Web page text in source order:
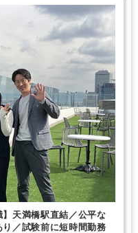
に取組んでいただけます。
を目指しています。もちろ
是非、CACグループの一
応募お待ちしております。
退職金制度
年間休日120日以上
独自サービス
ンビニに強み
強み 美容に強み 飲食に強み
】天満橋駅直結／公平な
／試験前に短時間勤務